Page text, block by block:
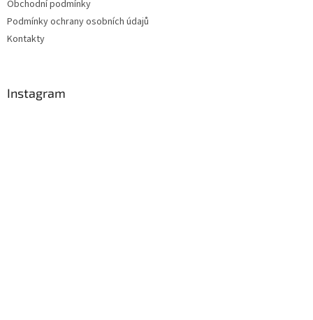
Obchodní podmínky
Podmínky ochrany osobních údajů
Kontakty
Instagram